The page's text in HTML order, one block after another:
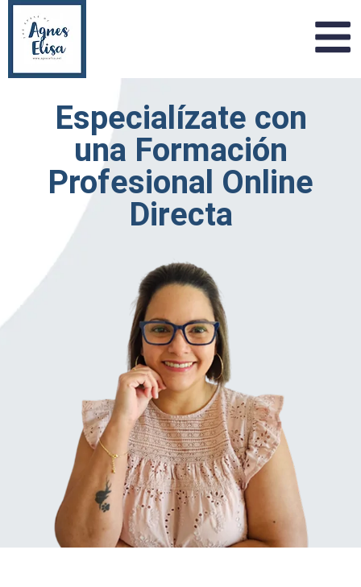
Especialízate con
una Formación
Profesional Online
Directa